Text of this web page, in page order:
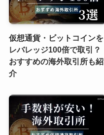
仮想通貨・ビットコインを
レバレッジ100倍で取引？
おすすめの海外取引所も紹
介